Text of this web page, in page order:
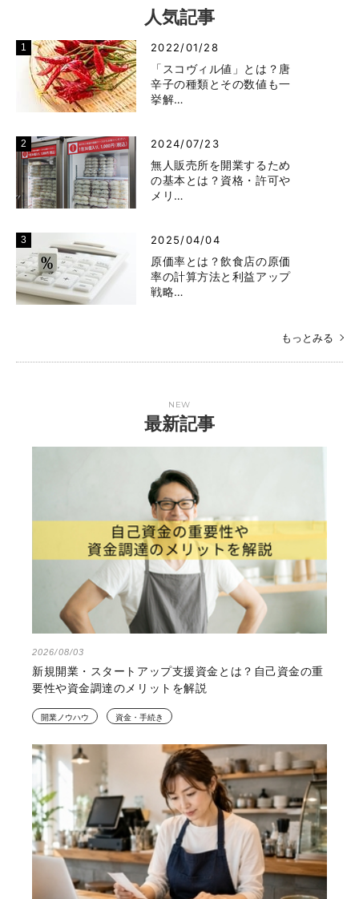
人気記事
2022/01/28
「スコヴィル値」とは？唐
辛子の種類とその数値も一
挙解…
2024/07/23
無人販売所を開業するため
の基本とは？資格・許可や
メリ…
2025/04/04
原価率とは？飲食店の原価
率の計算方法と利益アップ
戦略…
もっとみる
NEW
最新記事
2026/08/03
新規開業・スタートアップ支援資金とは？自己資金の重
要性や資金調達のメリットを解説
開業ノウハウ 資金・手続き